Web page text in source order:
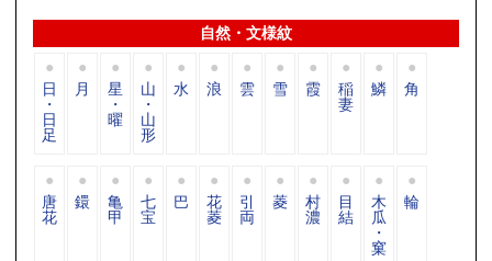
自然・文様紋
日
・
日
足
月 星
・
曜
山
・
山
形
水 浪 雲 雪 霞 稲
妻
鱗 角
唐
花
鐶 亀
甲
七
宝
巴 花
菱
引
両
菱 村
濃
目
結
木
瓜
・
窠
輪